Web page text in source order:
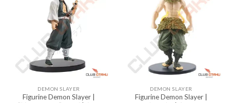
variations.
Les
options
peuvent
être
choisies
sur
page
variations.
Les
options
peuvent
être
choisies
sur
page
DEMON SLAYER
Figurine Demon Slayer |
DEMON SLAYER
Figurine Demon Slayer |